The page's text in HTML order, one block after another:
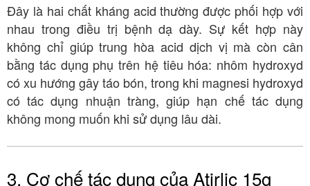
Đây là hai chất kháng acid thường được phối hợp với
nhau trong điều trị bệnh dạ dày. Sự kết hợp này
không chỉ giúp trung hòa acid dịch vị mà còn cân
bằng tác dụng phụ trên hệ tiêu hóa: nhôm hydroxyd
có xu hướng gây táo bón, trong khi magnesi hydroxyd
có tác dụng nhuận tràng, giúp hạn chế tác dụng
không mong muốn khi sử dụng lâu dài.
3. Cơ chế tác dụng của Atirlic 15g